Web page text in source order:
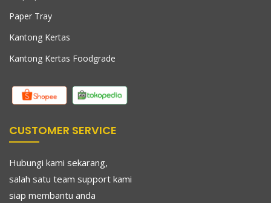
Paper Tray
Kantong Kertas
Kantong Kertas Foodgrade
CUSTOMER SERVICE
Hubungi kami sekarang,
salah satu team support kami
siap membantu anda